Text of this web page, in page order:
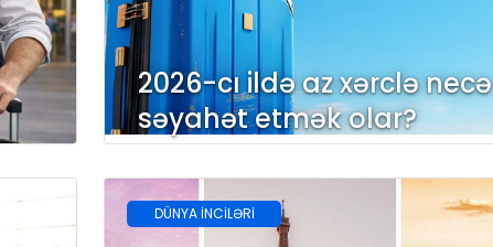
2026-cı ildə az xərclə necə
səyahət etmək olar?
DÜNYA İNCİLƏRİ